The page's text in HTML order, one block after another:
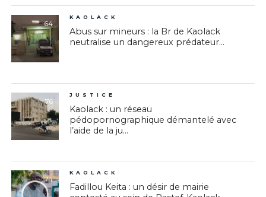
64
KAOLACK
Abus sur mineurs : la Br de Kaolack
neutralise un dangereux prédateur...
76
JUSTICE
Kaolack : un réseau
pédopornographique démantelé avec
l’aide de la ju...
74
KAOLACK
Fadillou Keita : un désir de mairie